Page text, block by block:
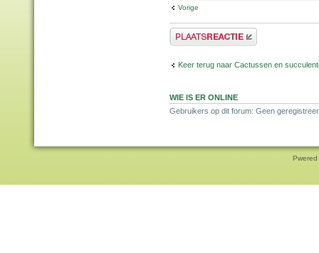
Vorige
Plaats een reactie
Keer terug naar Cactussen en
WIE IS ER ONLINE
Gebruikers op dit forum: Geen